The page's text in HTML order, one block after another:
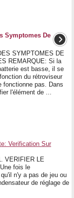
Symptomes De
SYMPTOMES DE
REMARQUE: Si la
est basse, il se
du rétroviseur
fonctionne pas. Dans
l'élément de ...
Verification Sur
VERIFIER LE
fois le
n'y a pas de jeu ou
de réglage de